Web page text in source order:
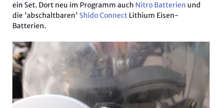
ein Set. Dort neu im Programm auch Nitro Batterien und
die 'abschaltbaren' Shido Connect Lithium Eisen-
Batterien.